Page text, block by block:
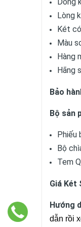
Lòng
Két
Màu
Hàng
Hãng
Bảo
Bộ sản
Phiếu
Bộ
Tem
Giá Két
Hướng
dẫn rồi